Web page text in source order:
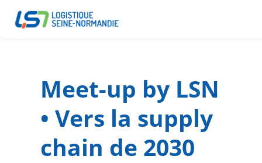
Meet-up by LSN
• Vers la supply
chain de 2030